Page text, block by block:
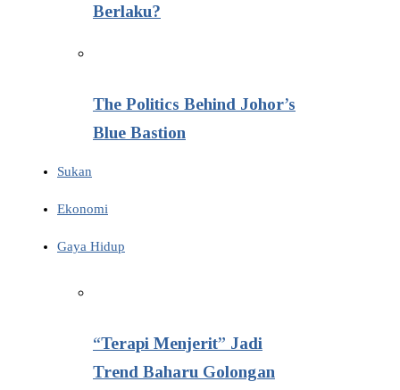
Berlaku?
The Politics Behind Johor’s
Blue Bastion
Sukan
Ekonomi
Gaya Hidup
“Terapi Menjerit” Jadi
Trend Baharu Golongan